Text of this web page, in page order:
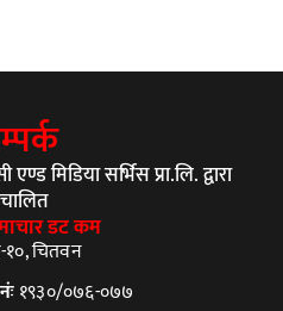
मिडिया सर्भिस प्रा.लि. द्वारा
डट कम
चितवन
१९३०/०७६-०७७